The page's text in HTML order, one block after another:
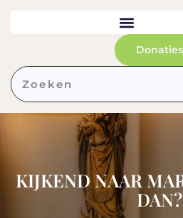
Donaties
KIJKEND NAAR
DAN?